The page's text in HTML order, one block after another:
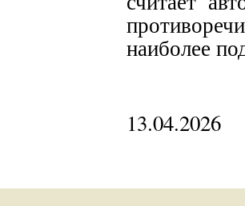
наиболее
13.04.2026